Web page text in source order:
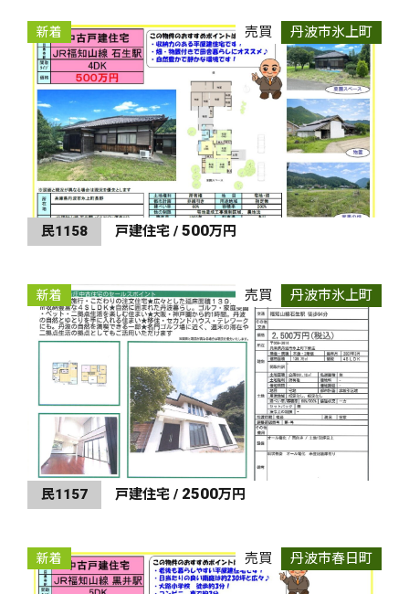
新着 売買 丹波市氷上町
民1158 戸建住宅 / 500万円
新着 売買 丹波市氷上町
民1157 戸建住宅 / 2500万円
新着 売買 丹波市春日町